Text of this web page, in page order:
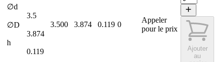
∅d
3.5
∅D
3.874
h
0.119
3.500 3.874 0.119 0
Appeler
pour le prix
Ajouter
au